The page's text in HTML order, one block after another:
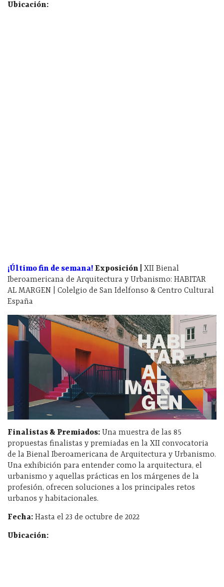
Ubicación:
¡Último fin de semana! Exposición |
XII Bienal
Iberoamericana de Arquitectura y Urbanismo: HABITAR
AL MARGEN | Colelgio de San Idelfonso & Centro Cultural
España
Finalistas & Premiados: Una muestra de las 85
propuestas finalistas y premiadas en la XII convocatoria
de la Bienal Iberoamericana de Arquitectura y Urbanismo.
Una exhibición para entender como la arquitectura, el
urbanismo y aquellas prácticas en los márgenes de la
profesión, ofrecen soluciones a los principales retos
urbanos y habitacionales.
Fecha: Hasta el 23 de octubre de 2022
Ubicación: